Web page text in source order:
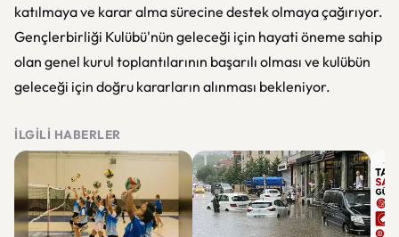
katılmaya ve karar alma sürecine destek olmaya çağırıyor.
Gençlerbirliği Kulübü'nün geleceği için hayati öneme sahip
olan genel kurul toplantılarının başarılı olması ve kulübün
geleceği için doğru kararların alınması bekleniyor.
İLGILI HABERLER